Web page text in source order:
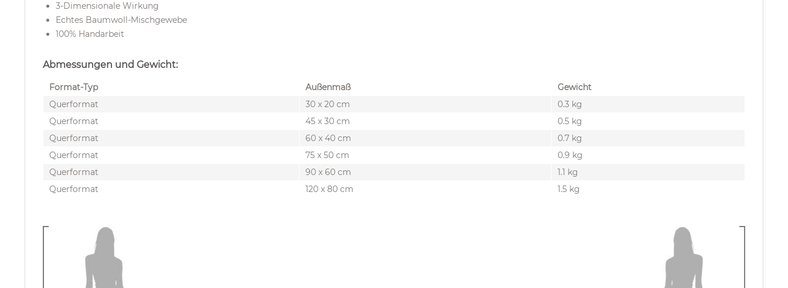
3-Dimensionale Wirkung
Echtes Baumwoll-Mischgewebe
100% Handarbeit
Abmessungen und Gewicht:
Format-Typ Außenmaß
Gewicht
Querformat
30 x 20 cm
0.3 kg
Querformat
45 x 30 cm
0.5 kg
Querformat
60 x 40 cm
0.7 kg
Querformat
75 x 50 cm
0.9 kg
Querformat
90 x 60 cm
1.1 kg
Querformat
120 x 80 cm 1.5 kg